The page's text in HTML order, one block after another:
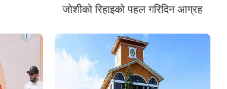
जोशीको रिहाइको पहल गरिदिन आग्रह